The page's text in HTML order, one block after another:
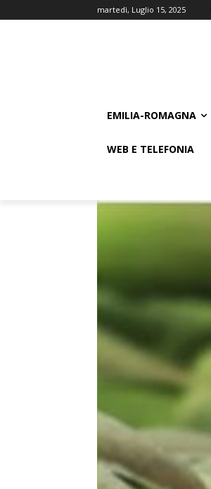
martedì, Luglio 15, 2025
EMILIA-ROMAGNA
WEB E TELEFONIA